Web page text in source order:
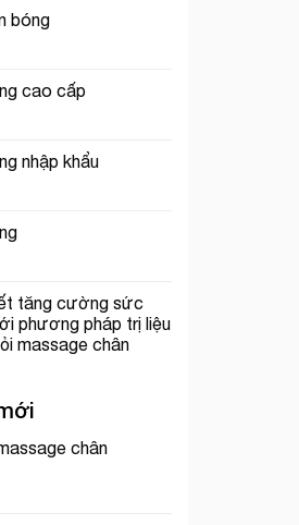
bóng
cao cấp
nhập khẩu
tăng cường sức
phương pháp trị liệu
massage chân
chân